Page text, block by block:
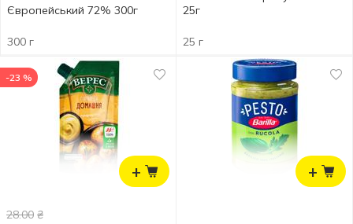
Європейський 72% 300г
300 г
25г
25 г
+
-23 %
28.00 ₴
+